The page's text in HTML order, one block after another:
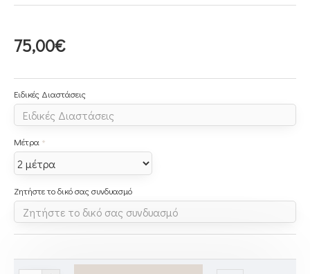
75,00€
Ειδικές Διαστάσεις
Μέτρα
Ζητήστε το δικό σας συνδυασμό